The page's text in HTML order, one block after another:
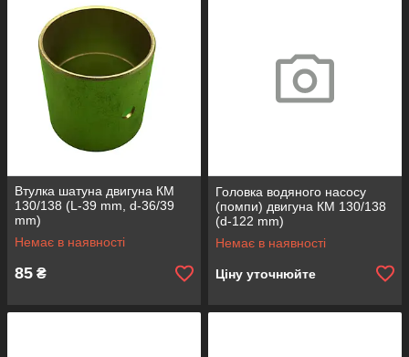
Втулка шатуна двигуна КМ
130/138 (L-39 mm, d-36/39
mm)
Немає в наявності
85 ₴
Головка водяного насосу
(помпи) двигуна КМ 130/138
(d-122 mm)
Немає в наявності
Ціну уточнюйте